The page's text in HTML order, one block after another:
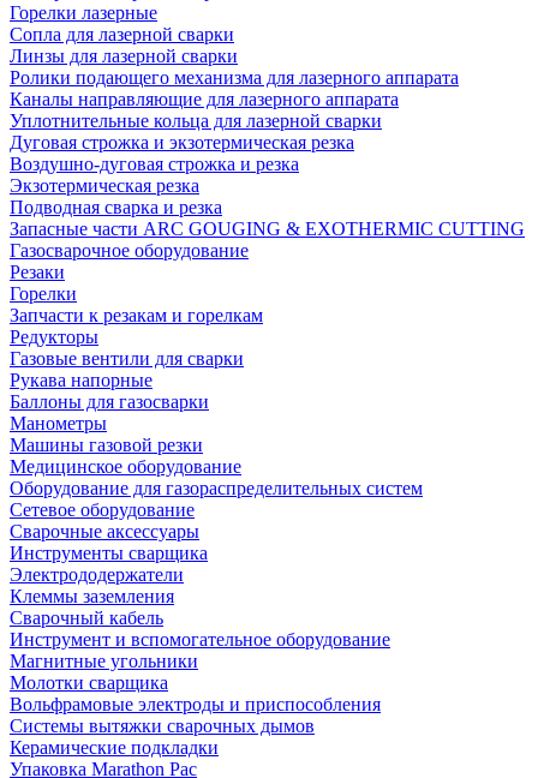
Горелки лазерные
Сопла для лазерной сварки
Линзы для лазерной сварки
Ролики подающего механизма для лазерного аппарата
Каналы направляющие для лазерного аппарата
Уплотнительные кольца для лазерной сварки
Дуговая строжка и экзотермическая резка
Воздушно-дуговая строжка и резка
Экзотермическая резка
Подводная сварка и резка
Запасные части ARC GOUGING & EXOTHERMIC CUTTING
Газосварочное оборудование
Резаки
Горелки
Запчасти к резакам и горелкам
Редукторы
Газовые вентили для сварки
Рукава напорные
Баллоны для газосварки
Манометры
Машины газовой резки
Медицинское оборудование
Оборудование для газораспределительных систем
Сетевое оборудование
Сварочные аксессуары
Инструменты сварщика
Электрододержатели
Клеммы заземления
Сварочный кабель
Инструмент и вспомогательное оборудование
Магнитные угольники
Молотки сварщика
Вольфрамовые электроды и приспособления
Системы вытяжки сварочных дымов
Керамические подкладки
Упаковка Marathon Pac